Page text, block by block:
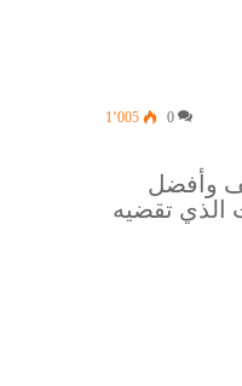
0 1٬005
وأفضل
الذي تقضيه